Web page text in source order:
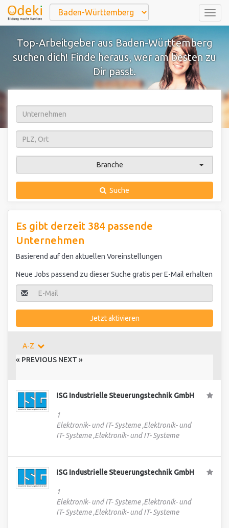
Top-Arbeitgeber aus Baden-Württemberg
suchen dich! Finde heraus, wer am besten zu
Dir passt.
Branche
Suche
Es gibt derzeit 384 passende
Unternehmen
Basierend auf den aktuellen Voreinstellungen
Neue Jobs passend zu dieser Suche gratis per E-Mail erhalten
Jetzt aktivieren
A-Z
« PREVIOUS NEXT »
ISG Industrielle Steuerungstechnik GmbH
1
Elektronik- und IT- Systeme ,Elektronik- und
IT- Systeme ,Elektronik- und IT- Systeme
ISG Industrielle Steuerungstechnik GmbH
1
Elektronik- und IT- Systeme ,Elektronik- und
IT- Systeme ,Elektronik- und IT- Systeme